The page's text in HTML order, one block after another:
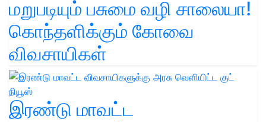
மறுபடியும் பசுமை வழி சாலையா!
கொந்தளிக்கும் கோவை
விவசாயிகள்
இரண்டு மாவட்ட